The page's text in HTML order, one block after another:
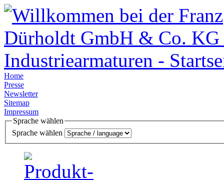
Home
Presse
Newsletter
Sitemap
Impressum
Sprache wählen
Sprache wählen